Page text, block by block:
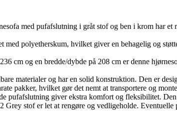
med pufafslutning i gråt stof og ben i krom har
med polyetherskum, hvilket giver en behagelig og
cm og en bredde/dybde på 208 cm er denne
materialer og har en solid konstruktion. Den er
pakker, hvilket gør det nemt at transportere og
pufafslutning giver ekstra komfort og fleksibilitet.
Grey stof er let at rengøre og vedligeholde.